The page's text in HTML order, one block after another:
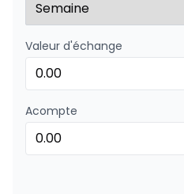
Valeur d'échange
Acompte